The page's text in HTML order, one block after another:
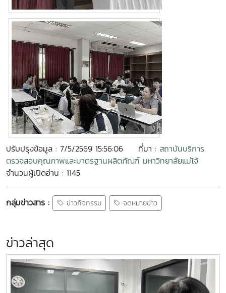
ปรับปรุงข้อมูล : 7/5/2569 15:56:06 ที่มา : สถาบันบริการ
ตรวจสอบคุณภาพและมาตรฐานผลิตภัณฑ์ มหาวิทยาลัยแม่โจ้
จำนวนผู้เปิดอ่าน : 1145
กลุ่มข่าวสาร : ข่าวกิจกรรม จดหมายข่าว
ข่าวล่าสุด